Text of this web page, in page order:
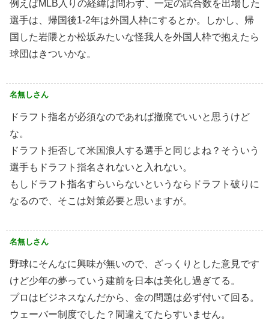
例えばMLB入りの経緯は問わず、一定の試合数を出場した
選手は、帰国後1-2年は外国人枠にするとか。しかし、帰
国した岩隈とか松坂みたいな怪我人を外国人枠で抱えたら
球団はきついかな。
名無しさん
ドラフト指名が必須なのであれば撤廃でいいと思うけど
な。
ドラフト拒否して米国浪人する選手と同じよね？そういう
選手もドラフト指名されないと入れない。
もしドラフト指名すらいらないというならドラフト破りに
なるので、そこは対策必要と思いますが。
名無しさん
野球にそんなに興味が無いので、ざっくりとした意見です
けど少年の夢っていう建前を日本は美化し過ぎてる。
プロはビジネスなんだから、金の問題は必ず付いて回る。
ウェーバー制度でした？間違えてたらすいません。